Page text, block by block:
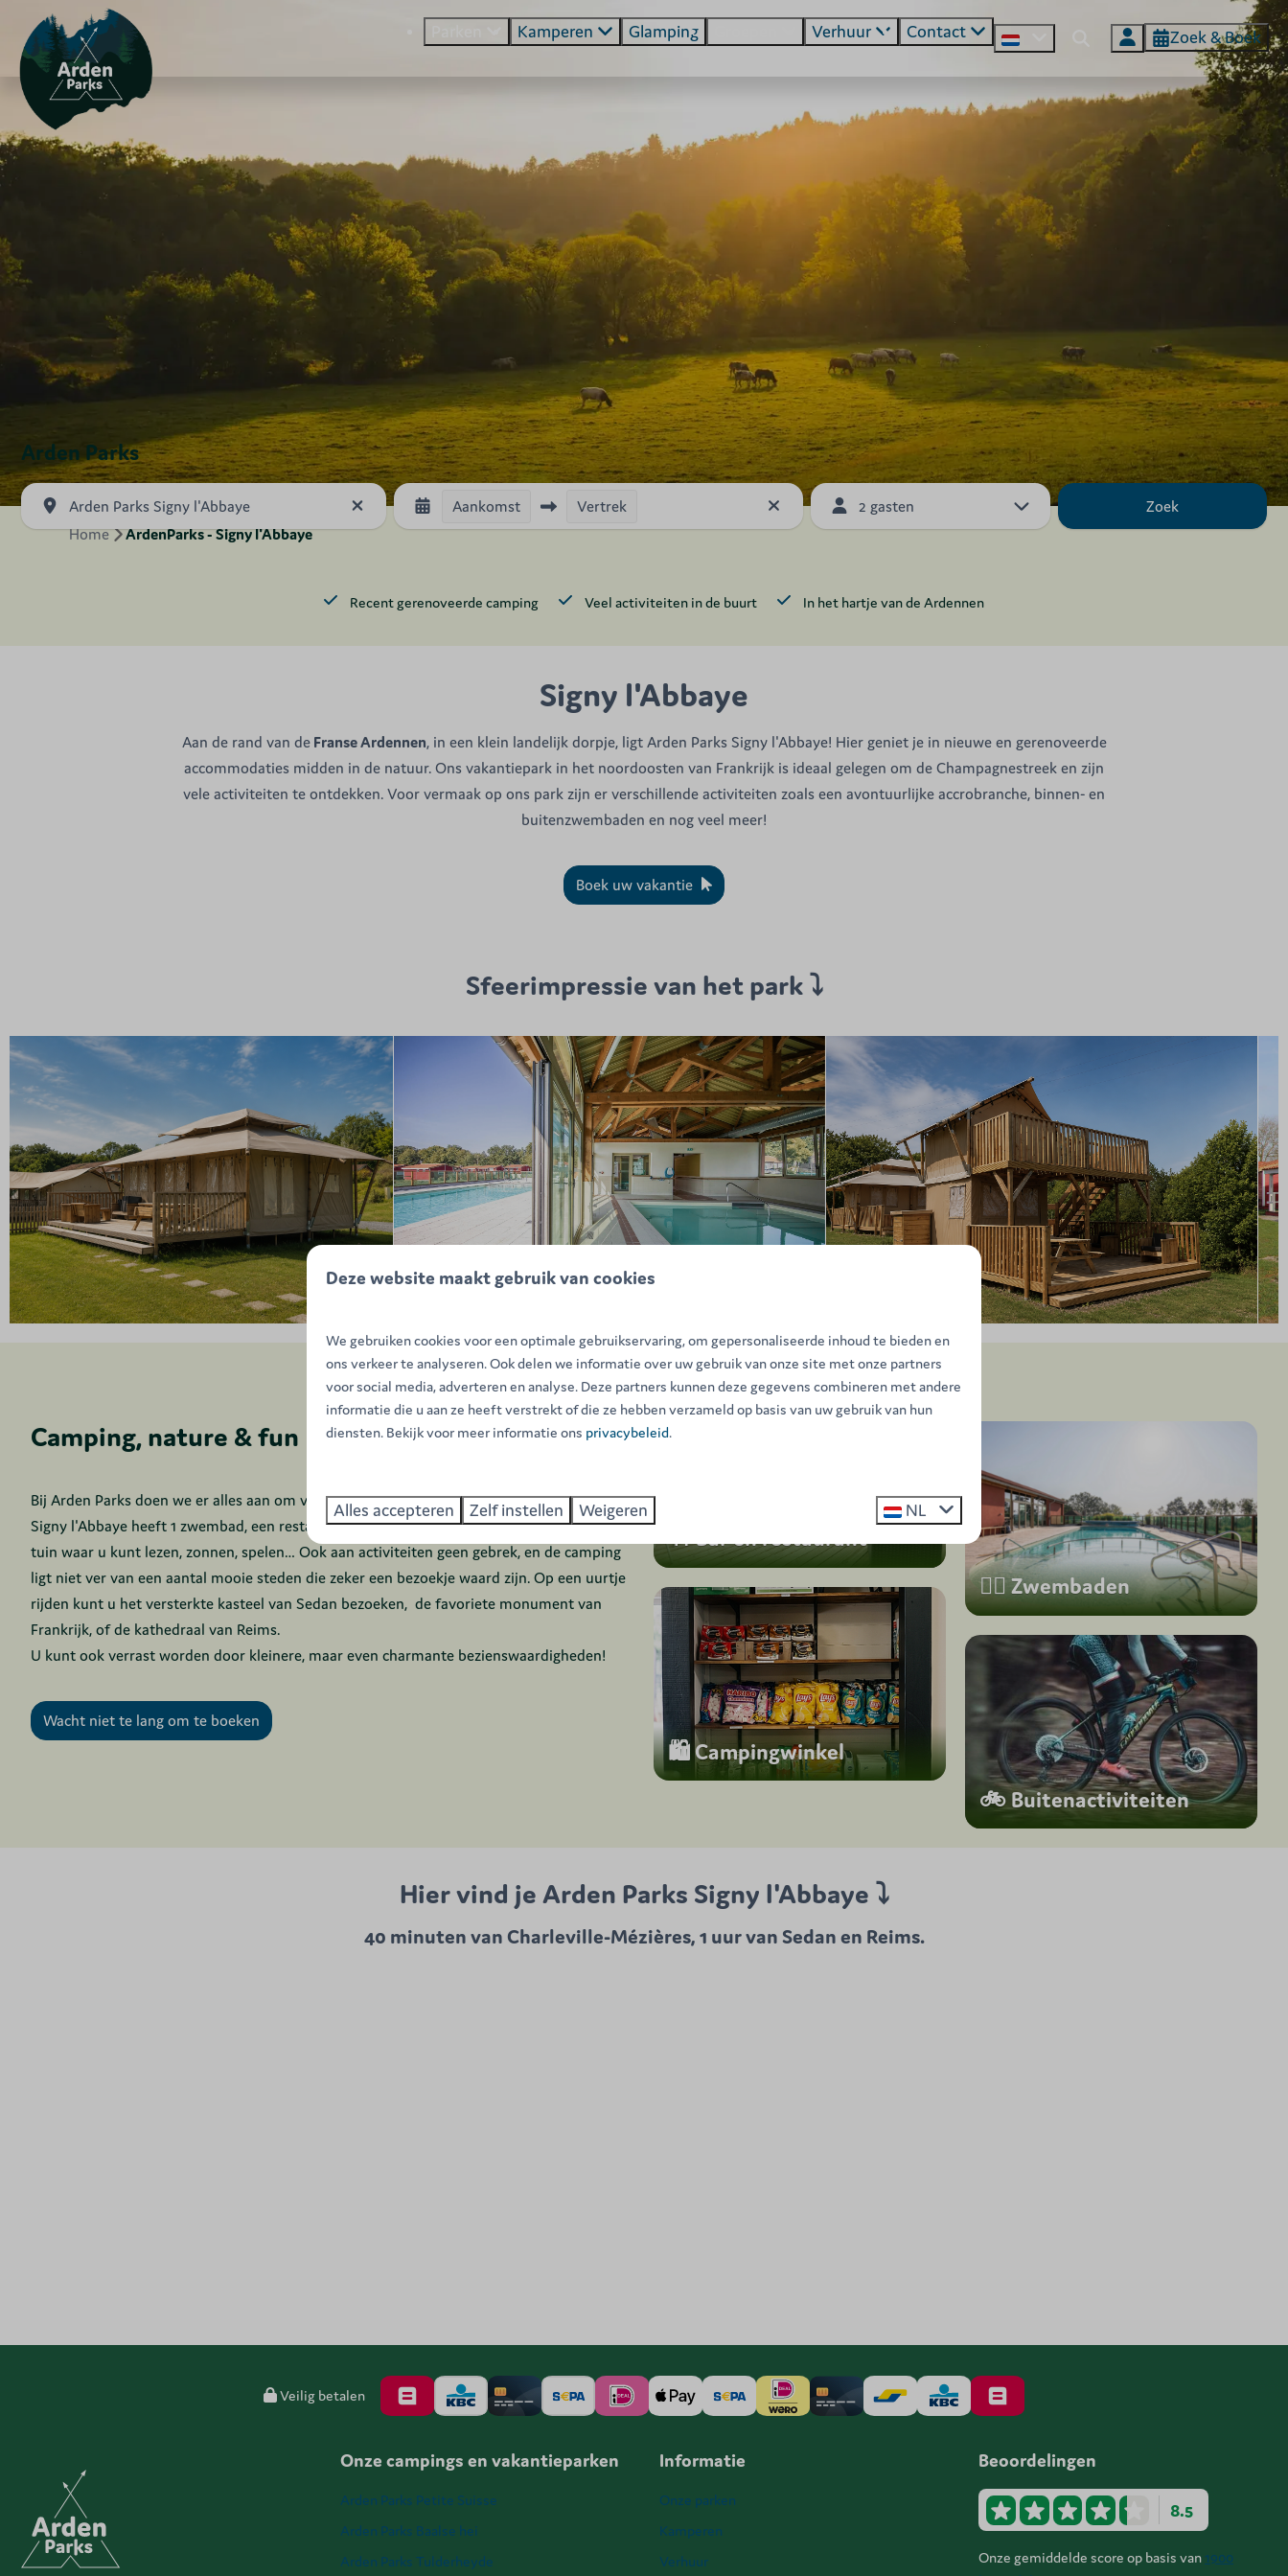
Kamperen Glamping Verhuur Contact Zoek & Boek
Arden Parks
Arden Parks Signy l'Abbaye Aankomst Vertrek 2 gasten
Zoek
Home
ArdenParks - Signy l'Abbaye
Recent gerenoveerde camping Veel activiteiten in de buurt In het hartje van de Ardennen
Signy l'Abbaye
Aan de rand van deFranse Ardennen, in een klein landelijk dorpje, ligt Arden Parks Signy l'Abbaye! Hier geniet je in nieuwe en gerenoveerde
accommodaties midden in de natuur. Ons vakantiepark in het noordoosten van Frankrijk is ideaal gelegen om de Champagnestreek en zijn
vele activiteiten te ontdekken. Voor vermaak op ons park zijn er verschillende activiteiten zoals een avontuurlijke accrobranche, binnen- en
buitenzwembaden en nog veel meer!
Boek uw vakantie
Sfeerimpressie van het park ⤵
Camping, nature & fun
Bij Arden Parks doen we er alles aan om van je vakantie een succes te maken. Camping
Signy l'Abbaye heeft 1 zwembad, een restaurant/snackbar, een speeltuin en een prachtige
tuin waar u kunt lezen, zonnen, spelen… Ook aan activiteiten geen gebrek, en de camping
ligt niet ver van een aantal mooie steden die zeker een bezoekje waard zijn. Op een uurtje
rijden kunt u het versterkte kasteel van Sedan bezoeken, de favoriete monument van
Frankrijk, of de kathedraal van Reims.
U kunt ook verrast worden door kleinere, maar even charmante bezienswaardigheden!
Wacht niet te lang om te boeken
🍴 Bar en restaurant
🛍️ Campingwinkel
🏊‍♀️ Zwembaden
🚲 Buitenactiviteiten
Hier vind je Arden Parks Signy l'Abbaye ⤵
40 minuten van Charleville-Mézières, 1 uur van Sedan en Reims.
Veilig betalen
Onze campings en vakantieparken
Arden Parks Petite Suisse
Arden Parks Baalse hei
Arden Parks Tulderheyde
Informatie
Onze parken
Kamperen
Verhuur
Beoordelingen
8.5
Onze gemiddelde score op basis van 1900
Deze website maakt gebruik van cookies
We gebruiken cookies voor een optimale gebruikservaring, om gepersonaliseerde inhoud te bieden en
ons verkeer te analyseren. Ook delen we informatie over uw gebruik van onze site met onze partners
voor social media, adverteren en analyse. Deze partners kunnen deze gegevens combineren met andere
informatie die u aan ze heeft verstrekt of die ze hebben verzameld op basis van uw gebruik van hun
diensten. Bekijk voor meer informatie ons privacybeleid.
Alles accepteren Zelf instellen Weigeren NL